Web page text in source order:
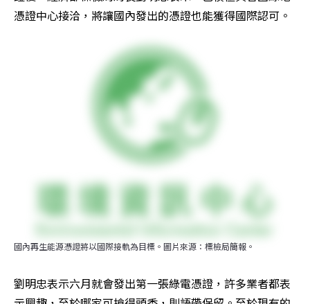
憑證中心接洽，將讓國內發出的憑證也能獲得國際認可。
國內再生能源憑證將以國際接軌為目標。圖片來源：標檢局簡報。
劉明忠表示六月就會發出第一張綠電憑證，許多業者都表